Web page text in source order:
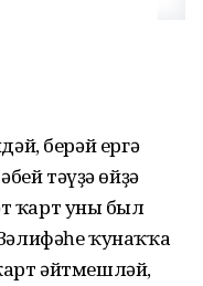
берәй ергә
тәүҙә өйҙә
ҡарт уның был
ҡунаҡҡа
әйтмешләй,